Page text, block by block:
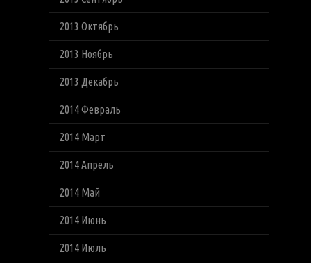
2013 Октябрь
2013 Ноябрь
2013 Декабрь
2014 Февраль
2014 Март
2014 Апрель
2014 Май
2014 Июнь
2014 Июль